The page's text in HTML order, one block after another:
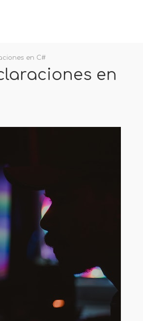
en C#
en